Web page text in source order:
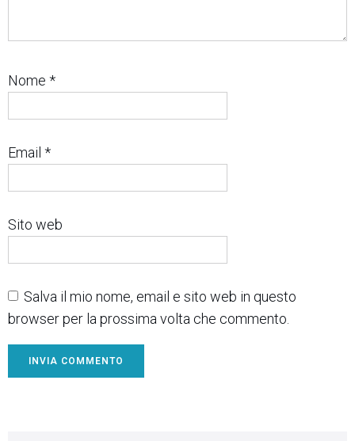
Nome *
Email *
Sito web
Salva il mio nome, email e sito web in questo
browser per la prossima volta che commento.